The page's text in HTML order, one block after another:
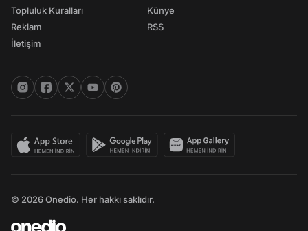
Topluluk Kuralları
Reklam
İletişim
Künye
RSS
© 2026 Onedio. Her hakkı saklıdır.